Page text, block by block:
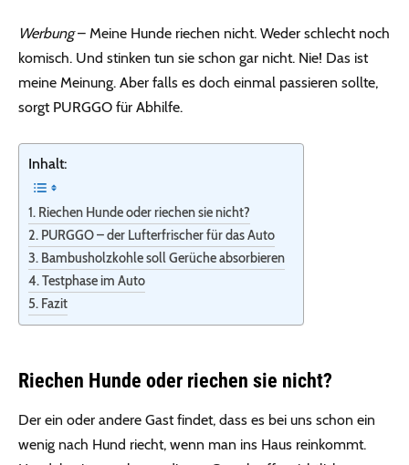
Werbung– Meine Hunde riechen nicht. Weder schlecht noch
komisch. Und stinken tun sie schon gar nicht. Nie! Das ist
meine Meinung. Aber falls es doch einmal passieren sollte,
sorgt PURGGO für Abhilfe.
Inhalt:
Riechen Hunde oder riechen sie nicht?
PURGGO – der Lufterfrischer für das Auto
Bambusholzkohle soll Gerüche absorbieren
Testphase im Auto
Fazit
Riechen Hunde oder riechen sie nicht?
Der ein oder andere Gast findet, dass es bei uns schon ein
wenig nach Hund riecht, wenn man ins Haus reinkommt.